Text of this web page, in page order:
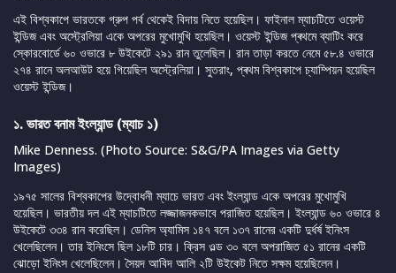
এই বিশ্বকাপে ভারতকে গ্রুপ পর্ব থেকেই বিদায় নিতে হয়েছিল। ফাইনাল ম্যাচটিতে ওয়েস্ট
ইন্ডিজ এবং অস্ট্রেলিয়া একে অপরের মুখোমুখি হয়েছিল। ওয়েস্ট ইন্ডিজ প্ৰথমে ব্যাটিং করে
স্কোরবোর্ডে ৬০ ওভারে ৮ উইকেটে ২৯১ রান তুলেছিল। রান তাড়া করতে নেমে ৫৮.৪ ওভারে
২৭৪ রানে অলআউট হয়ে গিয়েছিল অস্ট্রেলিয়া। সুতরাং, প্ৰথম বিশ্বকাপে চ্যাম্পিয়ন হয়েছিল
ওয়েস্ট ইন্ডিজ।
১. ভারত বনাম ইংল্যান্ড (ম্যাচ ১)
Mike Denness. (Photo Source: S&G/PA Images via Getty
Images)
১৯৭৫ সালের বিশ্বকাপের উদ্বোধনী ম্যাচে ভারত এবং ইংল্যান্ড একে অপরের মুখোমুখি
হয়েছিল। ভারতীয় দল এই ম্যাচটিতে লজ্জাজনকভাবে পরাজিত হয়েছিল। ইংল্যান্ড ৬০ ওভারে ৪
উইকেটে ৩৩৪ রান করেছিল। ডেনিস অ্যামিস ১৪৭ বলে ১৩৭ রানের একটি দুর্ধর্ষ ইনিংস
খেলেছিলেন। তার ইনিংসে ছিল ১৮টি চার। ক্রিস ওল্ড ৩০ বলে অপরাজিত ৫১ রানের একটি
ঝোড়ো ইনিংস খেলেছিলেন। সৈয়দ আবিদ আলি ২টি উইকেট নিতে সক্ষম হয়েছিলেন।